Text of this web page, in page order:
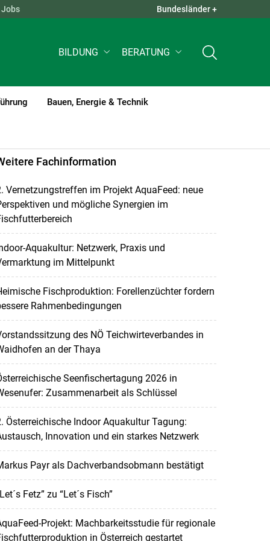
QUICK LINKS +
Jobs Bundesländer +
BILDUNG BERATUNG
Bauen, Energie & Technik
Fachinformation
Vernetzungstreffen im Projekt AquaFeed: neue
und mögliche Synergien im
Aquakultur: Netzwerk, Praxis und
im Mittelpunkt
Fischproduktion: Forellenzüchter fordern
Rahmenbedingungen
des NÖ Teichwirteverbandes in
an der Thaya
Seenfischertagung 2026 in
Zusammenarbeit als Schlüssel
Österreichische Indoor Aquakultur Tagung:
Innovation und ein starkes Netzwerk
Payr als Dachverbandsobmann bestätigt
Fetz” zu “Let´s Fisch”
Projekt: Machbarkeitsstudie für regionale
in Österreich gestartet